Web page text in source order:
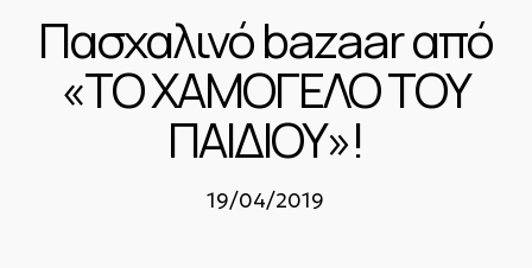
Πασχαλινό bazaar από
«ΤΟ ΧΑΜΟΓΕΛΟ ΤΟΥ
ΠΑΙΔΙΟΥ»!
19/04/2019